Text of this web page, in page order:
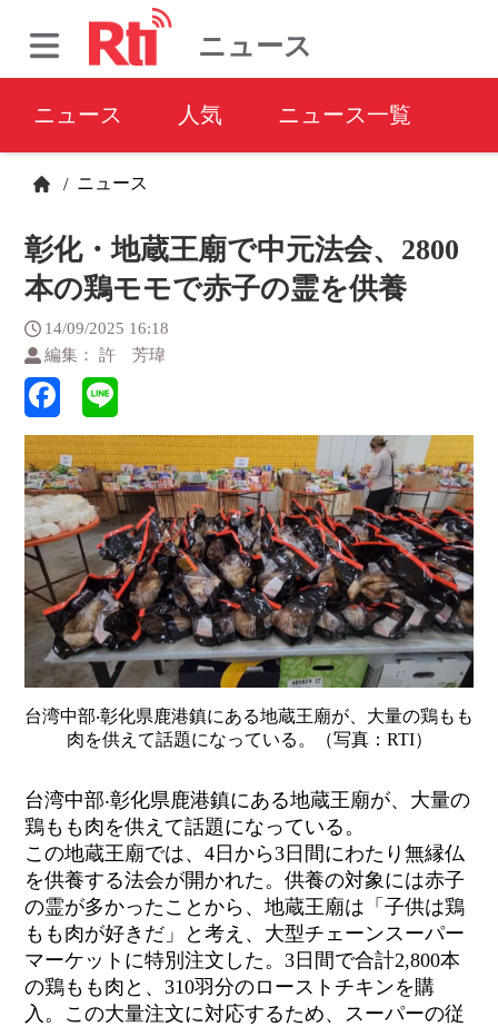
ニュース
ニュース 人気 ニュース一覧
/ ニュース
彰化・地蔵王廟で中元法会、2800
本の鶏モモで赤子の霊を供養
14/09/2025 16:18
編集： 許 芳瑋
台湾中部‧彰化県鹿港鎮にある地蔵王廟が、大量の鶏もも
肉を供えて話題になっている。（写真：RTI）
台湾中部‧彰化県鹿港鎮にある地蔵王廟が、大量の
鶏もも肉を供えて話題になっている。
この地蔵王廟では、4日から3日間にわたり無縁仏
を供養する法会が開かれた。供養の対象には赤子
の霊が多かったことから、地蔵王廟は「子供は鶏
もも肉が好きだ」と考え、大型チェーンスーパー
マーケットに特別注文した。3日間で合計2,800本
の鶏もも肉と、310羽分のローストチキンを購
入。この大量注文に対応するため、スーパーの従